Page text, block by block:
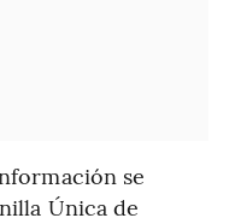
se
Única de